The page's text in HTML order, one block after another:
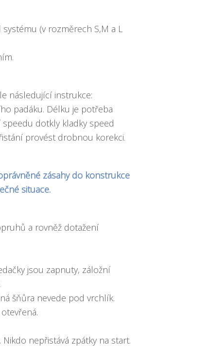
(v rozměrech S,M a L
následující instrukce:
padáku. Délku je potřeba
dotkly kladky speed
provést drobnou korekci.
zásahy do konstrukce
situace.
a rovněž dotažení
jsou zapnuty, záložní
šňůra nevede pod vrchlík.
nepřistává zpátky na start.